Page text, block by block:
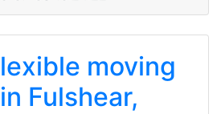
moving
Fulshear,